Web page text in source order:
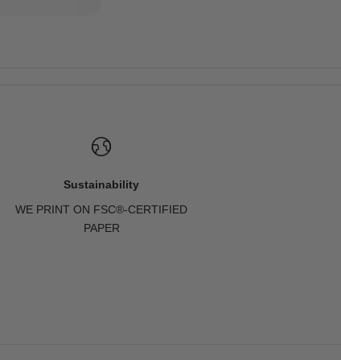
Sustainability
WE PRINT ON FSC®-CERTIFIED
PAPER